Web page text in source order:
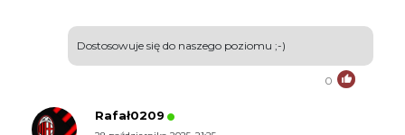
Dostosowuje się do naszego poziomu ;-)
0
Rafał0209